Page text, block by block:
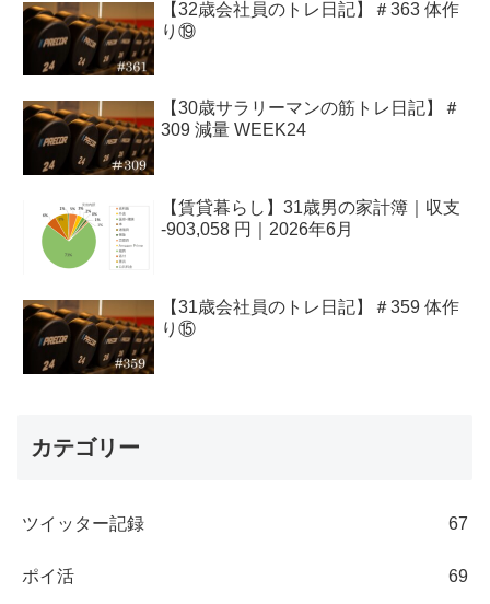
【32歳会社員のトレ日記】＃363 体作
り⑲
【30歳サラリーマンの筋トレ日記】＃
309 減量 WEEK24
【賃貸暮らし】31歳男の家計簿｜収支
-903,058 円｜2026年6月
【31歳会社員のトレ日記】＃359 体作
り⑮
カテゴリー
ツイッター記録 67
ポイ活 69